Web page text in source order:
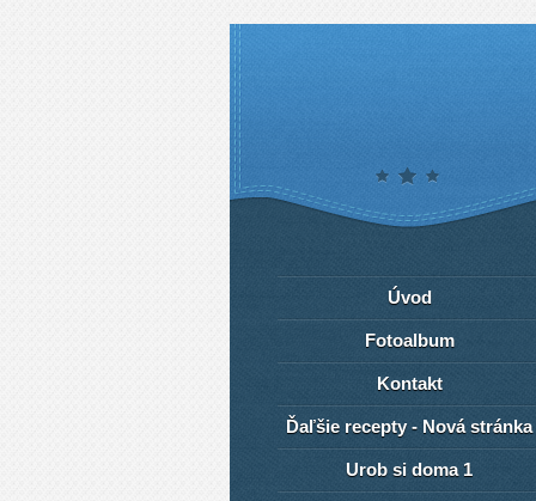
Úvod
Fotoalbum
Kontakt
Ďaľšie recepty - Nová stránka
Urob si doma 1